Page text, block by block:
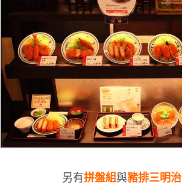
另有拼盤組與豬排三明治